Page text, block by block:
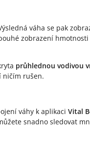
váha se pak
zobrazení
průhlednou vodivou
ničím rušen.
váhy k aplikaci Vital
snadno sledovat